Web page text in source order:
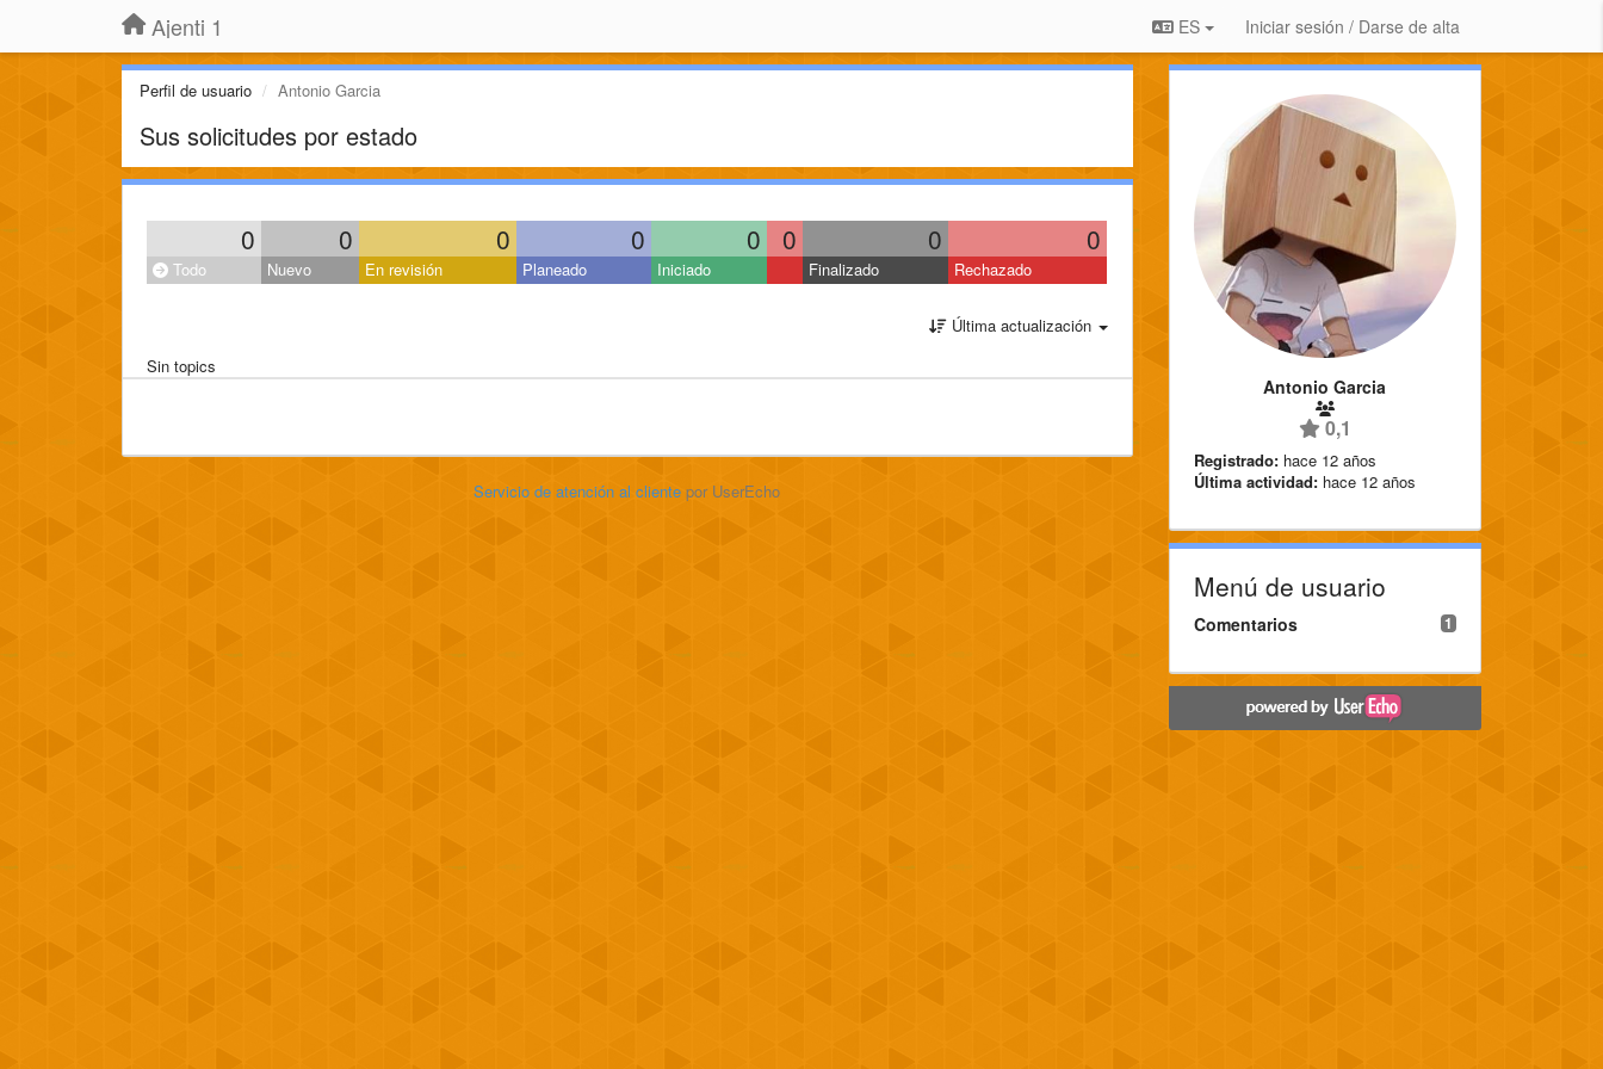
Ajenti 1 ES Iniciar sesión / Darse de alta
Perfil de usuario Antonio Garcia
Sus solicitudes por estado
0 0 0 0 0 0 0 0
Todo Nuevo En revisión Planeado Iniciado Finalizado Rechazado
Última actualización
Sin topics
Servicio de atención al clientepor UserEcho
Antonio Garcia
0,1
Registrado: hace 12 años
Última actividad: hace 12 años
Menú de usuario
1
Comentarios